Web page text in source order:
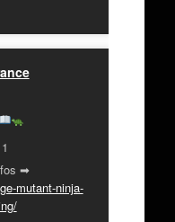
➡
mutant-ninja-